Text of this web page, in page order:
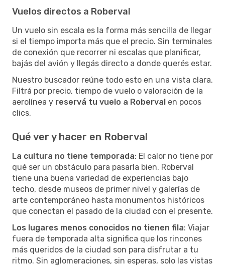
Vuelos directos a Roberval
Un vuelo sin escala es la forma más sencilla de llegar
si el tiempo importa más que el precio. Sin terminales
de conexión que recorrer ni escalas que planificar,
bajás del avión y llegás directo a donde querés estar.
Nuestro buscador reúne todo esto en una vista clara.
Filtrá por precio, tiempo de vuelo o valoración de la
aerolínea y reservá tu vuelo a Roberval en pocos
clics.
Qué ver y hacer en Roberval
La cultura no tiene temporada: El calor no tiene por
qué ser un obstáculo para pasarla bien. Roberval
tiene una buena variedad de experiencias bajo
techo, desde museos de primer nivel y galerías de
arte contemporáneo hasta monumentos históricos
que conectan el pasado de la ciudad con el presente.
Los lugares menos conocidos no tienen fila: Viajar
fuera de temporada alta significa que los rincones
más queridos de la ciudad son para disfrutar a tu
ritmo. Sin aglomeraciones, sin esperas, solo las vistas